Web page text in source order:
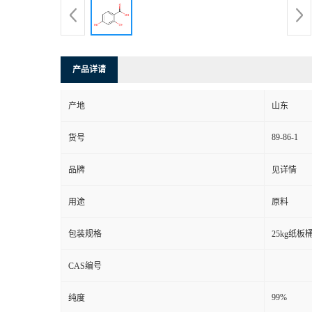
产品详请
产地 山东
货号 89-86-1
品牌 见详情
用途 原料
包装规格 25kg纸板
CAS编号
纯度 99%